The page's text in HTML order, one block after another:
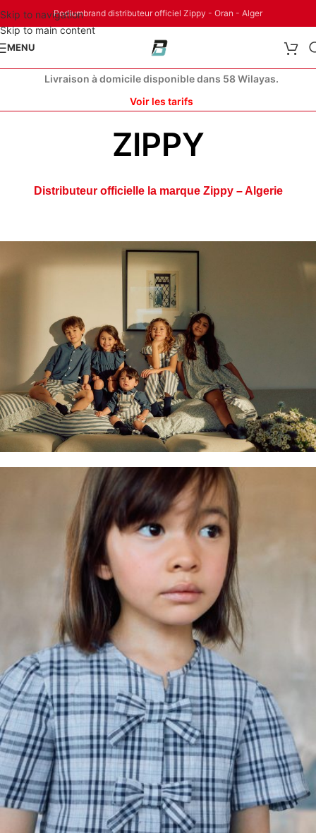
Skip to navigation
Skip to main content
Podiumbrand distributeur officiel Zippy - Oran - Alger
MENU
Livraison à domicile disponible dans 58 Wilayas.
Voir les tarifs
ZIPPY
Distributeur officielle la marque Zippy – Algerie